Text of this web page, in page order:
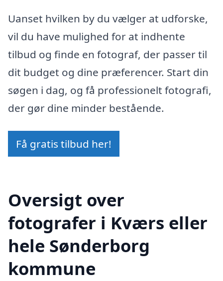
Uanset hvilken by du vælger at udforske,
vil du have mulighed for at indhente
tilbud og finde en fotograf, der passer til
dit budget og dine præferencer. Start din
søgen i dag, og få professionelt fotografi,
der gør dine minder bestående.
Få gratis tilbud her!
Oversigt over
fotografer i Kværs eller
hele Sønderborg
kommune